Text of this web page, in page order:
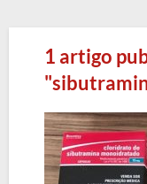
1 artigo